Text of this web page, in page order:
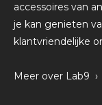
accessoires van
je kan genieten
klantvriendelijke
Meer over Lab9 ›